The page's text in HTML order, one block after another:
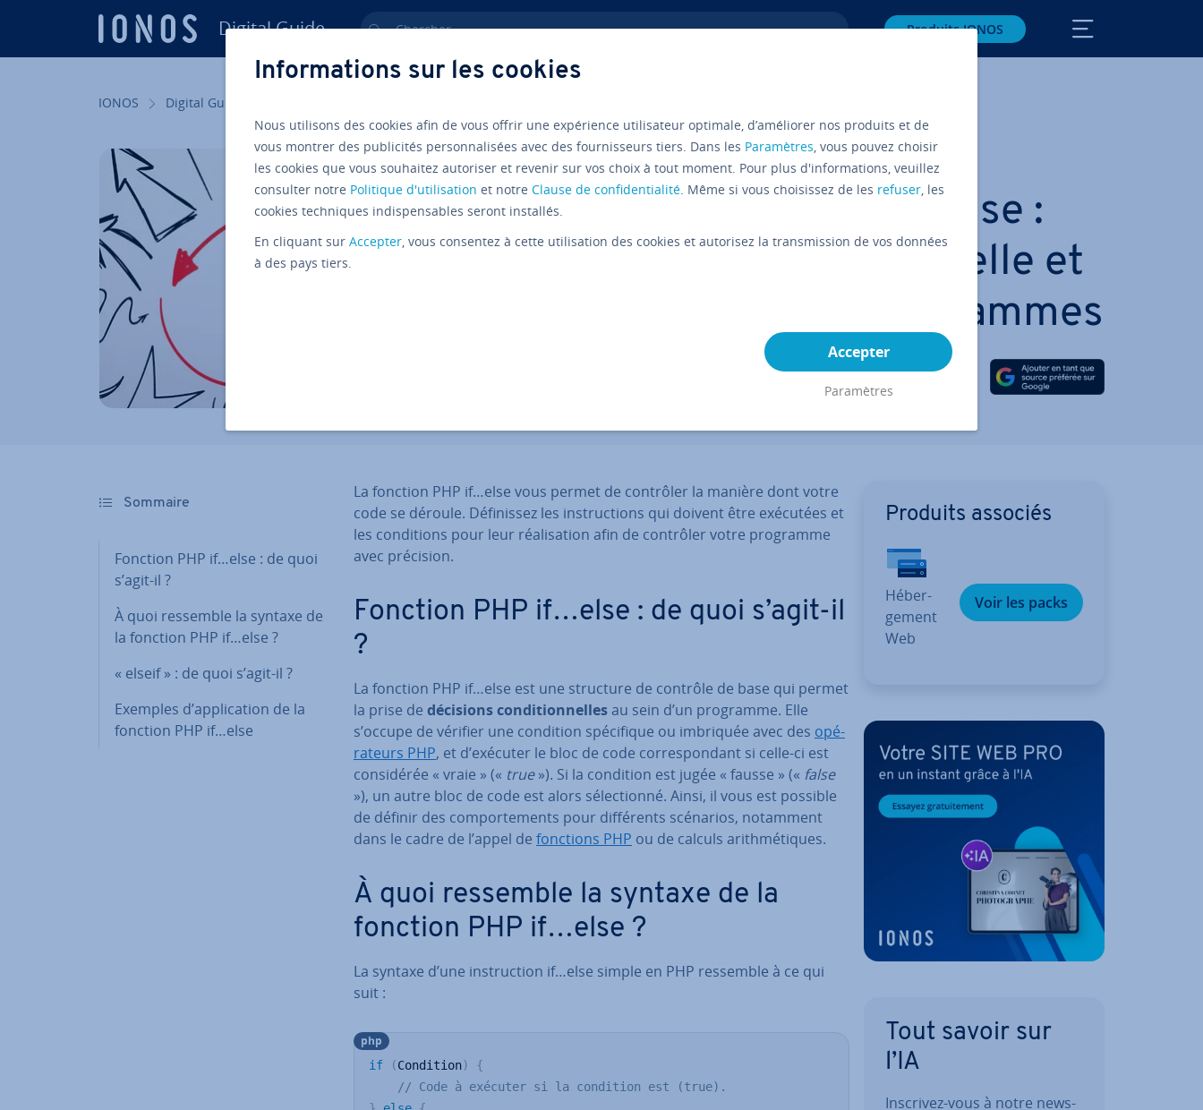
Digital Guide Chercher Produits IONOS
IONOS Digital Guide
Fonction PHP if…else :
logique con­di­tion­nelle et
contrôle des pro­grammes
Partager sur Facebook
Partager sur Twitter
Partager sur LinkedIn
PHP Tutoriels
Sommaire
Fonction PHP if…else : de quoi
s’agit-il ?
À quoi ressemble la syntaxe de
la fonction PHP if…else ?
« elseif » : de quoi s’agit-il ?
Exemples d’ap­pli­ca­tion de la
fonction PHP if…else
La fonction PHP if…else vous permet de contrôler la manière dont votre
code se déroule. Dé­fi­nis­sez les ins­truc­tions qui doivent être exécutées et
les con­di­tions pour leur réa­li­sa­tion afin de contrôler votre programme
avec précision.
Fonction PHP if…else : de quoi s’agit-il
?
La fonction PHP if…else est une structure de contrôle de base qui permet
la prise de décisions con­di­tion­nellesau sein d’un programme. Elle
s’occupe de vérifier une condition spé­ci­fique ou imbriquée avec des opé­
ra­teurs PHP, et d’exécuter le bloc de code cor­res­pon­dant si celle-ci est
con­si­dé­rée « vraie » (« true»). Si la condition est jugée « fausse » (« false
»), un autre bloc de code est alors sé­lec­tionné. Ainsi, il vous est possible
de définir des com­por­te­ments pour dif­fé­rents scénarios, notamment
dans le cadre de l’appel de fonctions PHP ou de calculs arith­mé­tiques.
À quoi ressemble la syntaxe de la
fonction PHP if…else ?
La syntaxe d’une ins­truc­tion if…else simple en PHP ressemble à ce qui
suit :
if (Condition)
{
// Code à exécuter si la condition est (true).
php
Produits associés
Hé­ber­
ge­ment
Web
Voir les packs
Tout savoir sur
l’IA
Inscrivez-vous à notre news­
Informations sur les cookies
Nous utilisons des cookies afin de vous offrir une expérience utilisateur optimale, d’améliorer nos produits et de
vous montrer des publicités personnalisées avec des fournisseurs tiers. Dans les Paramètres, vous pouvez choisir
les cookies que vous souhaitez autoriser et revenir sur vos choix à tout moment. Pour plus d'informations, veuillez
consulter notre Politique d'utilisation et notre Clause de confidentialité. Même si vous choisissez de les refuser, les
cookies techniques indispensables seront installés.
En cliquant sur Accepter, vous consentez à cette utilisation des cookies et autorisez la transmission de vos données
à des pays tiers.
Accepter
Paramètres